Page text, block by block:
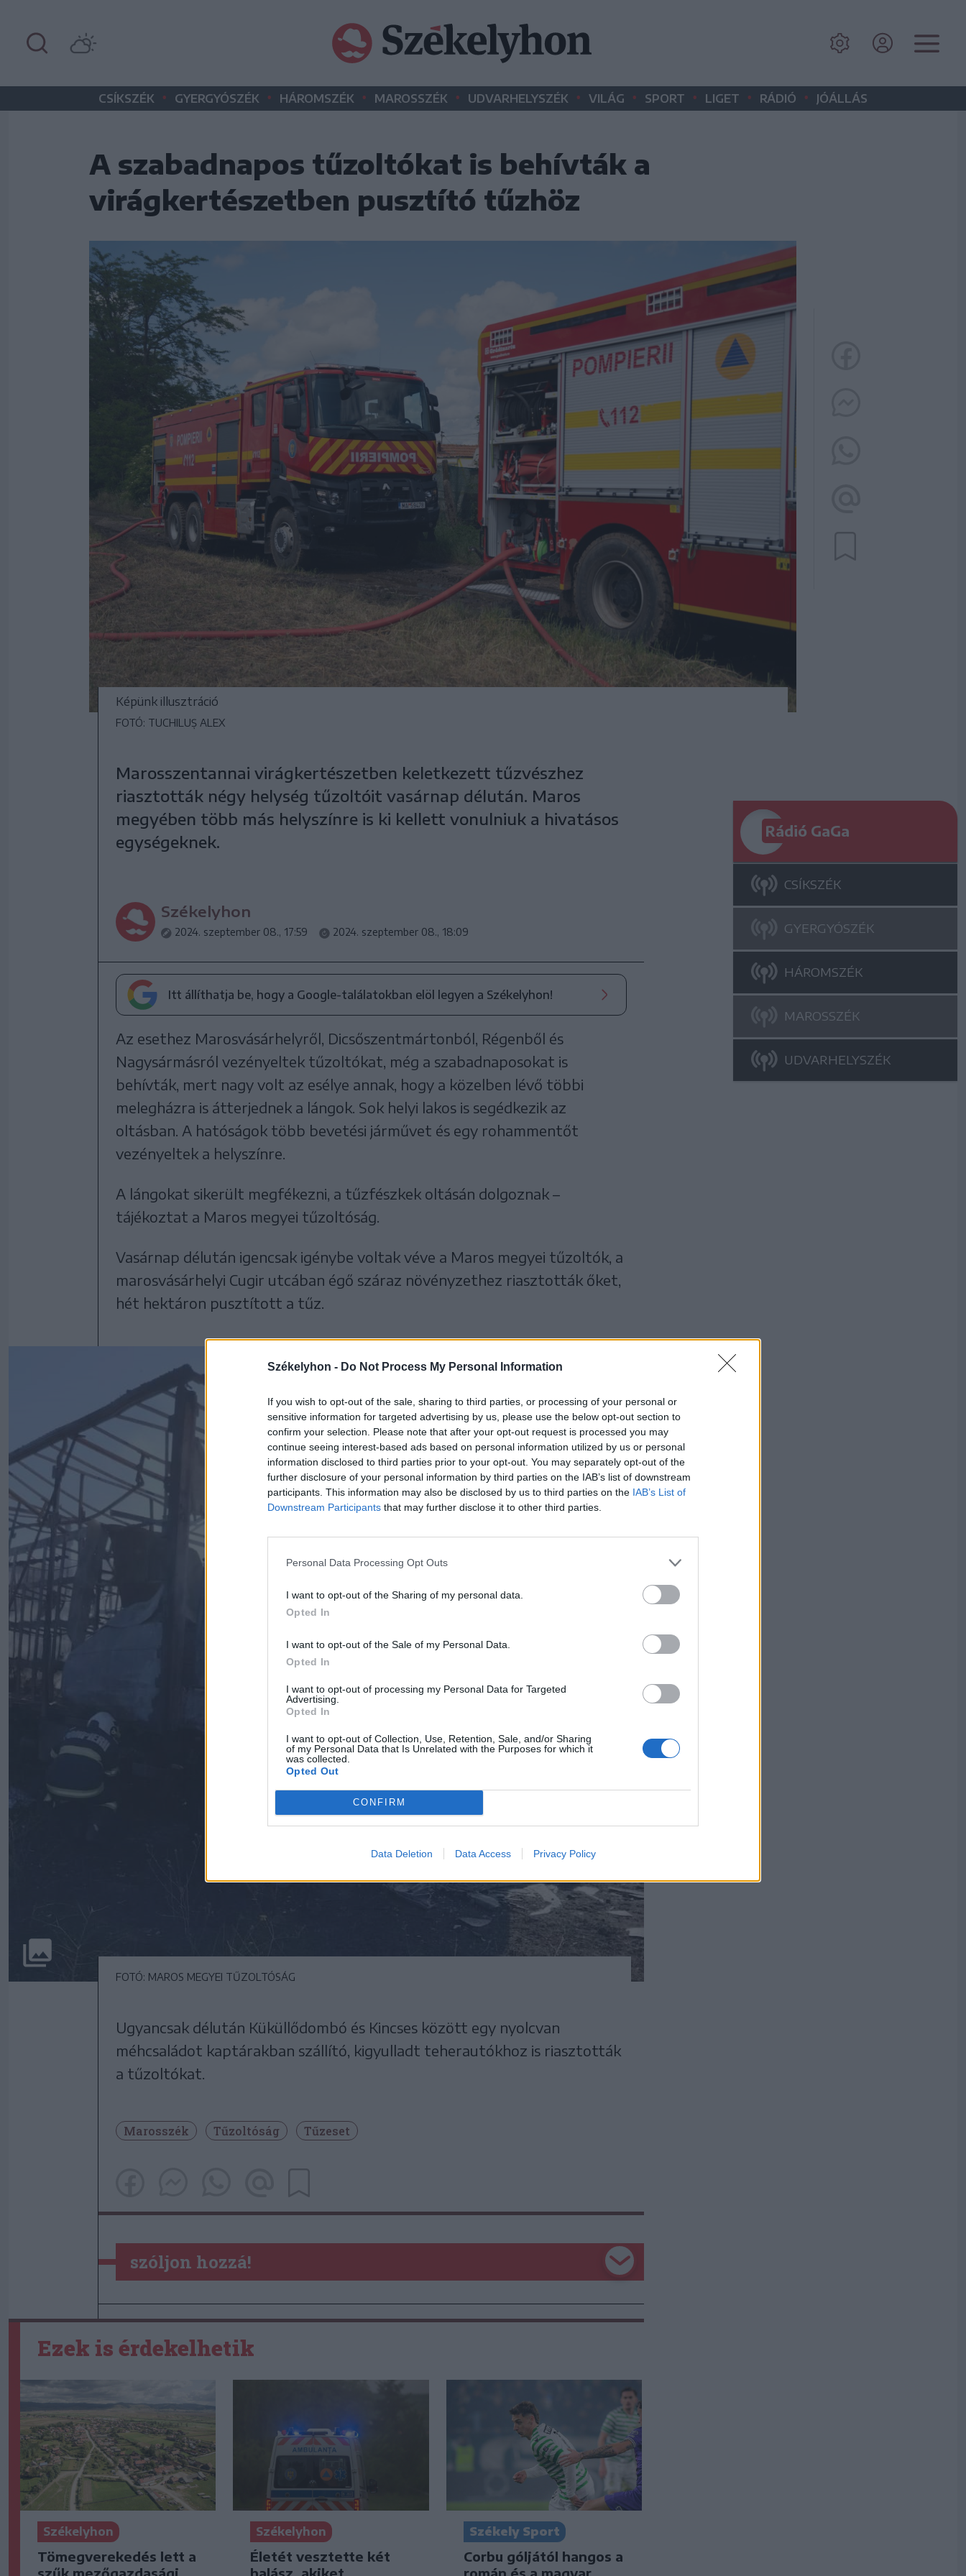
Székelyhon - Do Not Process My Personal Information
If you wish to opt-out of the sale, sharing to third parties, or processing of your personal or
sensitive information for targeted advertising by us, please use the below opt-out section to
confirm your selection. Please note that after your opt-out request is processed you may
continue seeing interest-based ads based on personal information utilized by us or personal
information disclosed to third parties prior to your opt-out. You may separately opt-out of the
further disclosure of your personal information by third parties on the IAB’s list of downstream
participants. This information may also be disclosed by us to third parties on the IAB’s List of
Downstream Participants that may further disclose it to other third parties.
Personal Data Processing Opt Outs
I want to opt-out of the Sharing of my personal data.
Opted In
I want to opt-out of the Sale of my Personal Data.
Opted In
I want to opt-out of processing my Personal Data for Targeted
Advertising.
Opted In
I want to opt-out of Collection, Use, Retention, Sale, and/or Sharing
of my Personal Data that Is Unrelated with the Purposes for which it
was collected.
Opted Out
CONFIRM
Data Deletion Data Access Privacy Policy
CSÍKSZÉK • GYERGYÓSZÉK • HÁROMSZÉK • MAROSSZÉK • UDVARHELYSZÉK • VILÁG • SPORT • LIGET • RÁDIÓ • JÓÁLLÁS
A szabadnapos tűzoltókat is behívták a
virágkertészetben pusztító tűzhöz
Képünk illusztráció
FOTÓ: TUCHILUȘ ALEX
Marosszentannai virágkertészetben keletkezett tűzvészhez
riasztották négy helység tűzoltóit vasárnap délután. Maros
megyében több más helyszínre is ki kellett vonulniuk a hivatásos
egységeknek.
Székelyhon
2024. szeptember 08., 17:59 2024. szeptember 08., 18:09
Itt állíthatja be, hogy a Google-találatokban elöl legyen a Székelyhon!
Az esethez Marosvásárhelyről, Dicsőszentmártonból, Régenből és
Nagysármásról vezényeltek tűzoltókat, még a szabadnaposokat is
behívták, mert nagy volt az esélye annak, hogy a közelben lévő többi
melegházra is átterjednek a lángok. Sok helyi lakos is segédkezik az
oltásban. A hatóságok több bevetési járművet és egy rohammentőt
vezényeltek a helyszínre.
A lángokat sikerült megfékezni, a tűzfészkek oltásán dolgoznak –
tájékoztat a Maros megyei tűzoltóság.
Vasárnap délután igencsak igénybe voltak véve a Maros megyei tűzoltók, a
marosvásárhelyi Cugir utcában égő száraz növényzethez riasztották őket,
hét hektáron pusztított a tűz.
FOTÓ: MAROS MEGYEI TŰZOLTÓSÁG
Ugyancsak délután Küküllődombó és Kincses között egy nyolcvan
méhcsaládot kaptárakban szállító, kigyulladt teherautókhoz is riasztották
a tűzoltókat.
Marosszék Tűzoltóság Tűzeset
szóljon hozzá!
Rádió GaGa
CSÍKSZÉK
GYERGYÓSZÉK
HÁROMSZÉK
MAROSSZÉK
UDVARHELYSZÉK
Ezek is érdekelhetik
Székelyhon
Tömegverekedés lett a
szűk mezőgazdasági
Székelyhon
Életét vesztette két
Székely Sport
Corbu góljától hangos a
román és a magyar